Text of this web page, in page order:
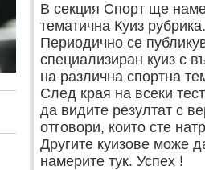
В секция Спорт ще
тематична Куиз рубрика.
Периодично се
специализиран куиз с
на различна спортна
След края на всеки
да видите резултат с
отговори, които сте
Другите куизове може
намерите тук. Успех !